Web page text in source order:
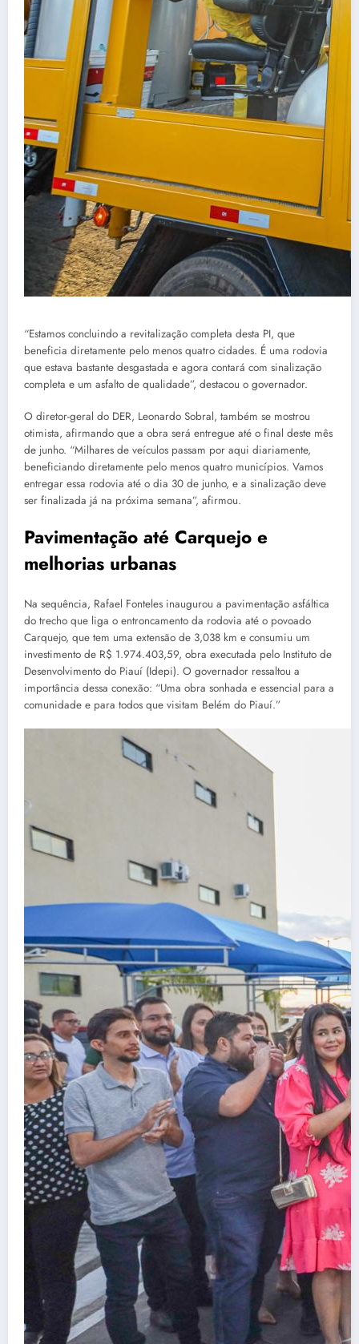
“Estamos concluindo a revitalização completa desta PI, que
beneficia diretamente pelo menos quatro cidades. É uma rodovia
que estava bastante desgastada e agora contará com sinalização
completa e um asfalto de qualidade”, destacou o governador.
O diretor-geral do DER, Leonardo Sobral, também se mostrou
otimista, afirmando que a obra será entregue até o final deste mês
de junho. “Milhares de veículos passam por aqui diariamente,
beneficiando diretamente pelo menos quatro municípios. Vamos
entregar essa rodovia até o dia 30 de junho, e a sinalização deve
ser finalizada já na próxima semana”, afirmou.
Pavimentação até Carquejo e
melhorias urbanas
Na sequência, Rafael Fonteles inaugurou a pavimentação asfáltica
do trecho que liga o entroncamento da rodovia até o povoado
Carquejo, que tem uma extensão de 3,038 km e consumiu um
investimento de R$ 1.974.403,59, obra executada pelo Instituto de
Desenvolvimento do Piauí (Idepi). O governador ressaltou a
importância dessa conexão: “Uma obra sonhada e essencial para a
comunidade e para todos que visitam Belém do Piauí.”